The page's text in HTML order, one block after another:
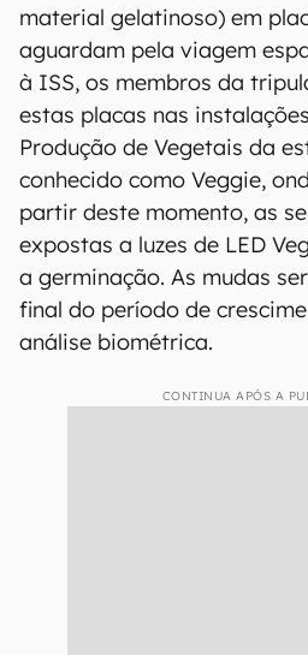
material gelatinoso) em
aguardam pela viagem
à ISS, os membros da
estas placas nas
Produção de Vegetais da
conhecido como Veggie,
partir deste momento, as
expostas a luzes de LED
a germinação. As mudas
final do período de
análise biométrica.
CONTINUA APÓS A